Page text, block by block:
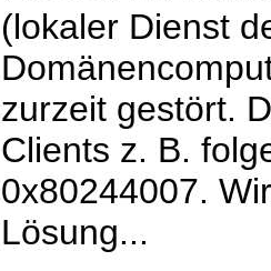
(lokaler Dienst
zurzeit gestört.
Clients z. B.
0x80244007.
Lösung...